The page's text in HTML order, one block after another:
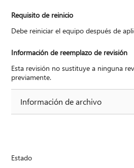
Requisito de reinicio
Debe reiniciar el equipo después de
Información de reemplazo de revisión
Esta revisión no sustituye a ninguna
previamente.
Información de archivo
Estado